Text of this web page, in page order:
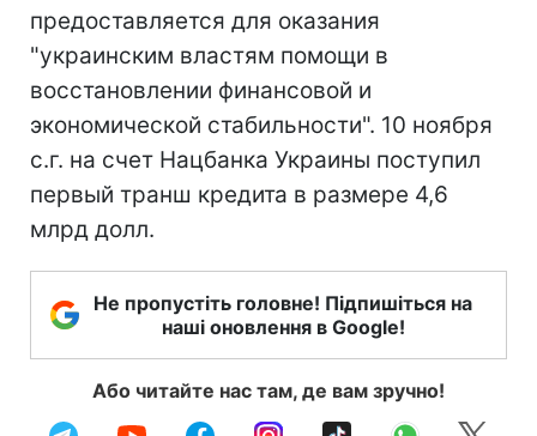
предоставляется для оказания
"украинским властям помощи в
восстановлении финансовой и
экономической стабильности". 10 ноября
с.г. на счет Нацбанка Украины поступил
первый транш кредита в размере 4,6
млрд долл.
Не пропустіть головне! Підпишіться на
наші оновлення в Google!
Або читайте нас там, де вам зручно!